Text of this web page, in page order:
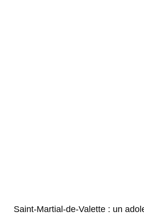
Saint-Martial-de-Valette : un